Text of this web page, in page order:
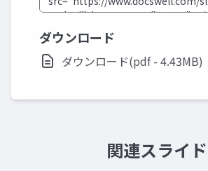
ダウンロード
ダウンロード(pdf - 4.43MB)
関連スライド